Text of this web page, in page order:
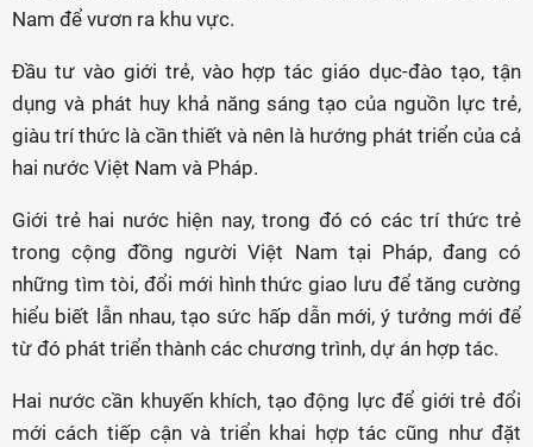
Nam để vươn ra khu vực.
Đầu tư vào giới trẻ, vào hợp tác giáo dục-đào tạo, tận
dụng và phát huy khả năng sáng tạo của nguồn lực trẻ,
giàu trí thức là cần thiết và nên là hướng phát triển của cả
hai nước Việt Nam và Pháp.
Giới trẻ hai nước hiện nay, trong đó có các trí thức trẻ
trong cộng đồng người Việt Nam tại Pháp, đang có
những tìm tòi, đổi mới hình thức giao lưu để tăng cường
hiểu biết lẫn nhau, tạo sức hấp dẫn mới, ý tưởng mới để
từ đó phát triển thành các chương trình, dự án hợp tác.
Hai nước cần khuyến khích, tạo động lực để giới trẻ đổi
mới cách tiếp cận và triển khai hợp tác cũng như đặt